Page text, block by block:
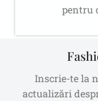
pentru
Inscrie-te la
actualizări